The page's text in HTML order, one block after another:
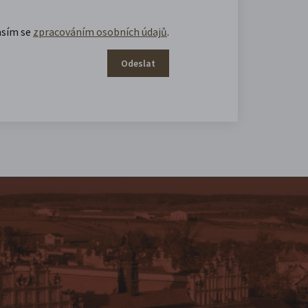
se zpracováním osobních údajů.
Odeslat